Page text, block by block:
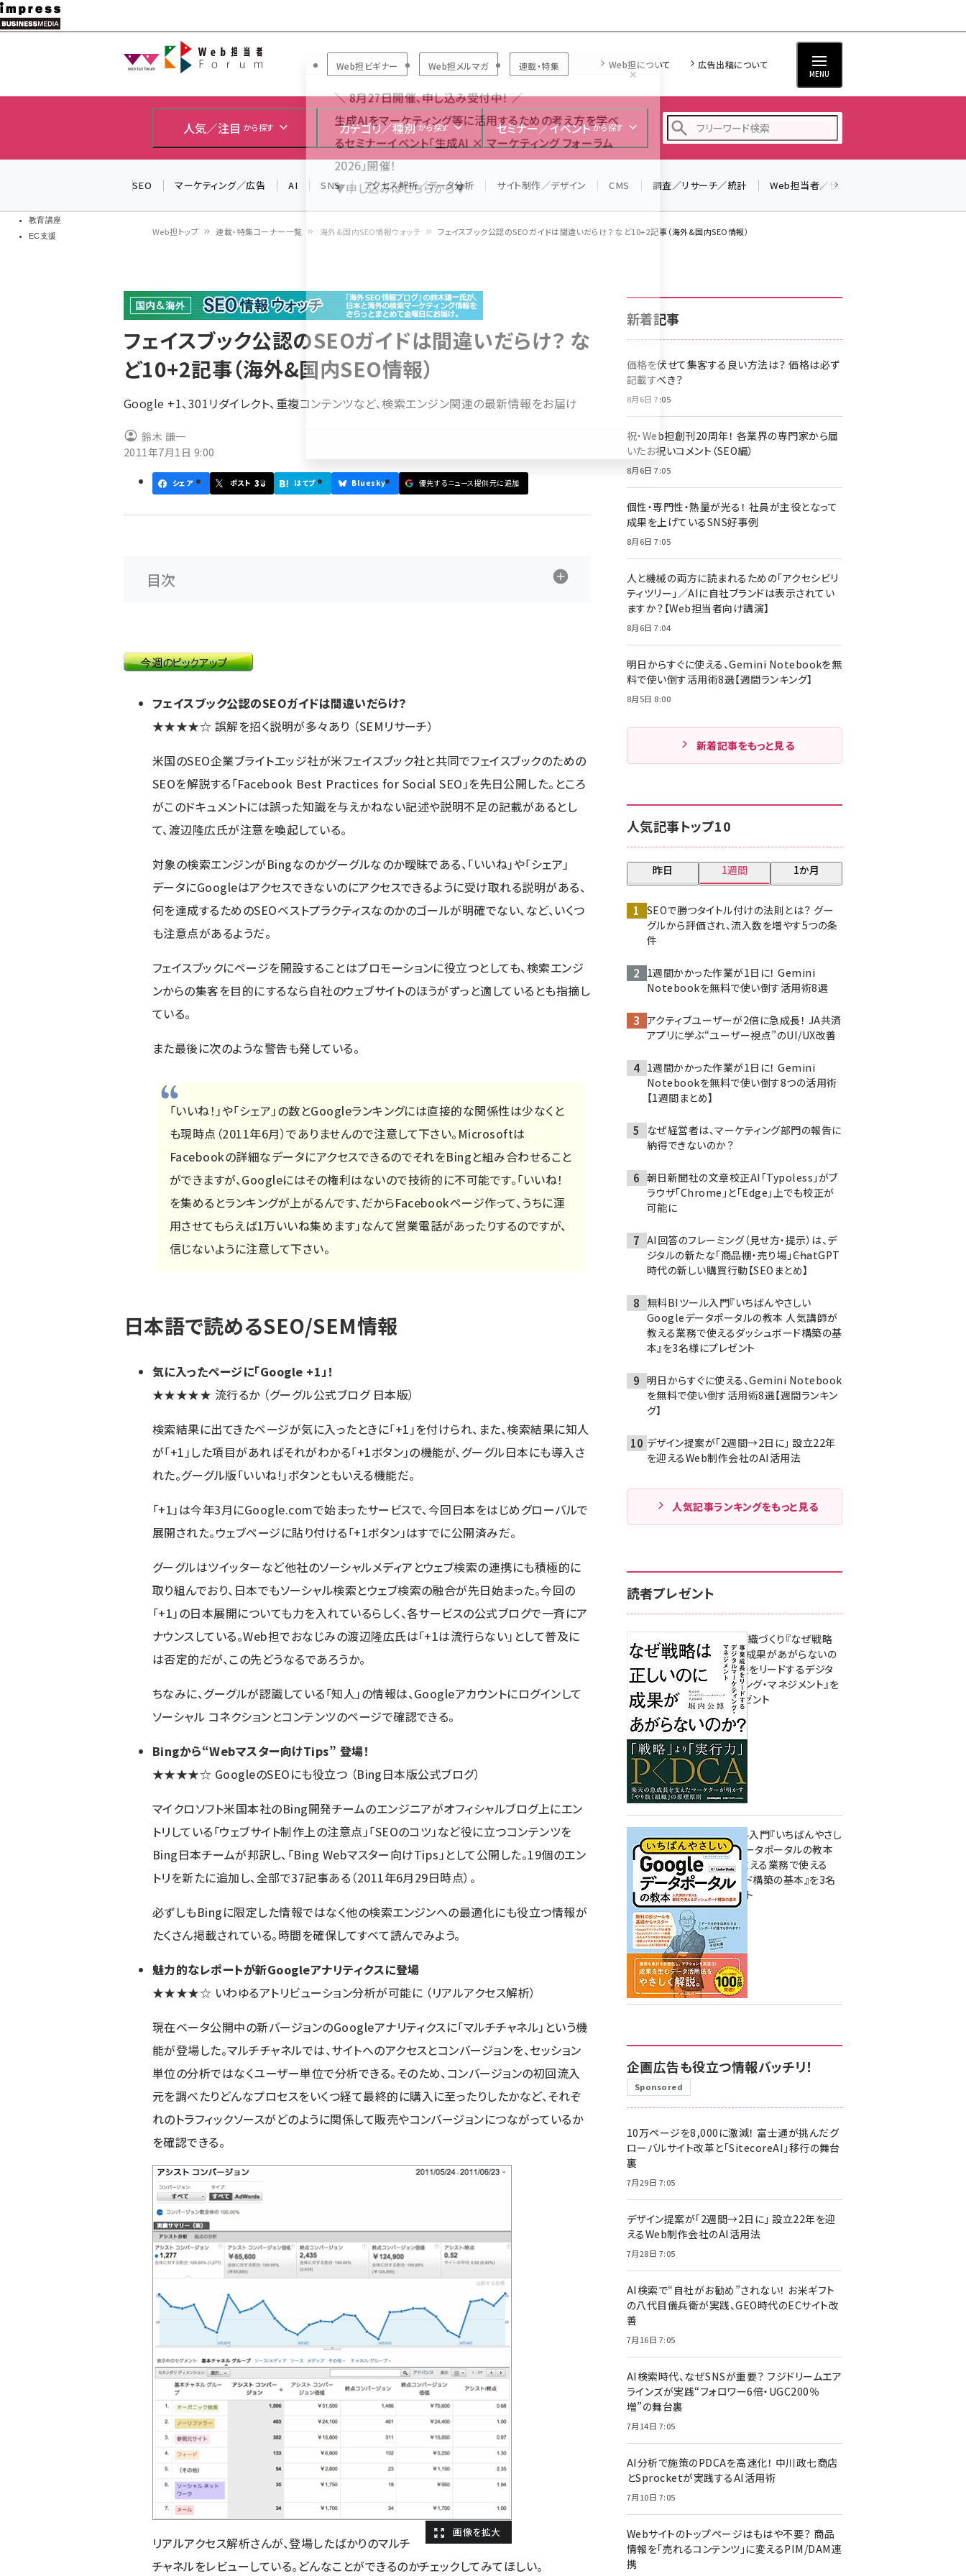
メ
イ
教育講座
EC支援
Web担当者Forum
Web担ビギナー Web担メルマガ 連載・特集 Web担について 広告出稿について
MENU
人気／注目 から探す カテゴリ／種別 から探す セミナー／イベント から探す
ai (2807)
z世代 (1622)
meo (1275)
SEO マーケティング／広告 AI SNS アクセス解析／データ分析 サイト制作／デザイン CMS 調査／リサーチ／統計 Web担当者／仕事
ン
く
ず
Web担トップ 連載・特集コーナー一覧 海外&国内SEO情報ウォッチ フェイスブック公認のSEOガイドは間違いだらけ？ など10+2記事（海外&国内SEO情報）
フェイスブック公認のSEOガイドは間違いだらけ？ な
ど10+2記事（海外&国内SEO情報）
Google +1、301リダイレクト、重複コンテンツなど、検索エンジン関連の最新情報をお届け
鈴木 謙一
2011年7月1日 9:00
シェア ポスト 38 はてブ Bluesky 優先するニュース提供元に追加
目次
フェイスブック公認のSEOガイドは間違いだらけ？
★★★★☆ 誤解を招く説明が多々あり （SEMリサーチ）
米国のSEO企業ブライトエッジ社が米フェイスブック社と共同でフェイスブックのための
SEOを解説する「Facebook Best Practices for Social SEO」を先日公開した。ところ
がこのドキュメントには誤った知識を与えかねない記述や説明不足の記載があるとし
て、渡辺隆広氏が注意を喚起している。
対象の検索エンジンがBingなのかグーグルなのか曖昧である、「いいね」や「シェア」
データにGoogleはアクセスできないのにアクセスできるように受け取れる説明がある、
何を達成するためのSEOベストプラクティスなのかのゴールが明確でない、など、いくつ
も注意点があるようだ。
フェイスブックにページを開設することはプロモーションに役立つとしても、検索エンジ
ンからの集客を目的にするなら自社のウェブサイトのほうがずっと適しているとも指摘し
ている。
また最後に次のような警告も発している。
「いいね！」や「シェア」の数とGoogleランキングには直接的な関係性は少なくと
も現時点（2011年6月）でありませんので注意して下さい。Microsoftは
Facebookの詳細なデータにアクセスできるのでそれをBingと組み合わせること
ができますが、Googleにはその権利はないので技術的に不可能です。「いいね！
を集めるとランキングが上がるんです、だからFacebookページ作って、うちに運
用させてもらえば1万いいね集めます」なんて営業電話があったりするのですが、
信じないように注意して下さい。
日本語で読めるSEO/SEM情報
気に入ったページに「Google +1」！
★★★★★ 流行るか（グーグル公式ブログ 日本版）
検索結果に出てきたページが気に入ったときに「+1」を付けられ、また、検索結果に知人
が「+1」した項目があればそれがわかる「+1ボタン」の機能が、グーグル日本にも導入さ
れた。グーグル版「いいね!」ボタンともいえる機能だ。
「+1」は今年3月にGoogle.comで始まったサービスで、今回日本をはじめグローバルで
展開された。ウェブページに貼り付ける「+1ボタン」はすでに公開済みだ。
グーグルはツイッターなど他社のソーシャルメディアとウェブ検索の連携にも積極的に
取り組んでおり、 日本でもソーシャル検索とウェブ検索の融合が先日始まった。今回の
「+1」の日本展開についても力を入れているらしく、各サービスの公式ブログで一斉にア
ナウンスしている。Web担でおなじみの渡辺隆広氏は「+1は流行らない」として普及に
は否定的だが、この先どうなるであろうか。
ちなみに、グーグルが認識している「知人」の情報は、Googleアカウントにログインして
ソーシャル コネクションとコンテンツのページで確認できる。
Bingから“Webマスター向けTips” 登場！
★★★★☆ GoogleのSEOにも役立つ （Bing日本版公式ブログ）
マイクロソフト米国本社のBing開発チームのエンジニアがオフィシャルブログ上にエン
トリしている「ウェブサイト制作上の注意点」「SEOのコツ」など役に立つコンテンツを
Bing日本チームが邦訳し、「Bing Webマスター向けTips」として公開した。19個のエン
トリを新たに追加し、全部で37記事ある（2011年6月29日時点）。
必ずしもBingに限定した情報ではなく他の検索エンジンへの最適化にも役立つ情報が
たくさん掲載されている。時間を確保してすべて読んでみよう。
魅力的なレポートが新Googleアナリティクスに登場
★★★★☆ いわゆるアトリビューション分析が可能に （リアルアクセス解析）
現在ベータ公開中の新バージョンのGoogleアナリティクスに「マルチチャネル」という機
能が登場した。マルチチャネルでは、サイトへのアクセスとコンバージョンを、セッション
単位の分析ではなくユーザー単位で分析できる。そのため、コンバージョンの初回流入
元を調べたりどんなプロセスをいくつ経て最終的に購入に至ったりしたかなど、それぞ
れのトラフィックソースがどのように関係して販売やコンバージョンにつながっているか
を確認できる。
リアルアクセス解析さんが、登場したばかりのマルチ
チャネルをレビューしている。どんなことができるのかチェックしてみてほしい。
新着記事
価格を伏せて集客する良い方法は？ 価格は必ず
記載すべき？
8月6日 7:05
祝・Web担創刊20周年！ 各業界の専門家から届
いたお祝いコメント（SEO編）
8月6日 7:05
個性・専門性・熱量が光る！ 社員が主役となって
成果を上げているSNS好事例
8月6日 7:05
人と機械の両方に読まれるための「アクセシビリ
ティツリー」／AIに自社ブランドは表示されてい
ますか？【Web担当者向け講演】
8月6日 7:04
明日からすぐに使える、Gemini Notebookを無
料で使い倒す活用術8選【週間ランキング】
8月5日 8:00
新着記事をもっと見る
人気記事トップ10
昨日 1週間 1か月
SEOで勝つタイトル付けの法則とは？ グー
グルから評価され、流入数を増やす5つの条
件
1週間かかった作業が1日に！ Gemini
Notebookを無料で使い倒す活用術8選
アクティブユーザーが2倍に急成長！ JA共済
アプリに学ぶ“ユーザー視点”のUI/UX改善
1週間かかった作業が1日に！ Gemini
Notebookを無料で使い倒す8つの活用術
【1週間まとめ】
なぜ経営者は、マーケティング部門の報告に
納得できないのか？
朝日新聞社の文章校正AI「Typoless」がブ
ラウザ「Chrome」と「Edge」上でも校正が
可能に
AI回答のフレーミング（見せ方・提示）は、デ
ジタルの新たな「商品棚・売り場」――ChatGPT
時代の新しい購買行動【SEOまとめ】
無料BIツール入門『いちばんやさしい
Googleデータポータルの教本 人気講師が
教える業務で使えるダッシュボード構築の基
本』を3名様にプレゼント
明日からすぐに使える、Gemini Notebook
を無料で使い倒す活用術8選【週間ランキン
グ】
デザイン提案が「2週間→2日に」 設立22年
を迎えるWeb制作会社のAI活用法
人気記事ランキングをもっと見る
読者プレゼント
成果を生む組織づくり『なぜ戦略
は正しいのに成果があがらないの
か？ 事業成長をリードするデジタ
ルマーケティング・マネジメント』を
3名様にプレゼント
8月7日 10:00
無料BIツール入門『いちばんやさし
いGoogleデータポータルの教本
人気講師が教える業務で使える
ダッシュボード構築の基本』を3名
様にプレゼント
7月31日 10:00
企画広告も役立つ情報バッチリ！
Sponsored
10万ページを8,000に激減！ 富士通が挑んだグ
ローバルサイト改革と「SitecoreAI」移行の舞台
裏
7月29日 7:05
デザイン提案が「2週間→2日に」 設立22年を迎
えるWeb制作会社のAI活用法
7月28日 7:05
AI検索で“自社がお勧め”されない！ お米ギフト
の八代目儀兵衛が実践、GEO時代のECサイト改
善
7月16日 7:05
AI検索時代、なぜSNSが重要？ フジドリームエア
ラインズが実践“フォロワー6倍・UGC200％
増”の舞台裏
7月14日 7:05
AI分析で施策のPDCAを高速化！ 中川政七商店
とSprocketが実践するAI活用術
7月10日 7:05
Webサイトのトップページはもはや不要？ 商品
情報を「売れるコンテンツ」に変えるPIM/DAM連
携
＼ 8月27日開催、申し込み受付中！ ／
生成AIをマーケティング等に活用するための考え方を学べ
るセミナーイベント「生成AI × マーケティング フォーラム
2026」開催！
▼申し込みはこちらから▼